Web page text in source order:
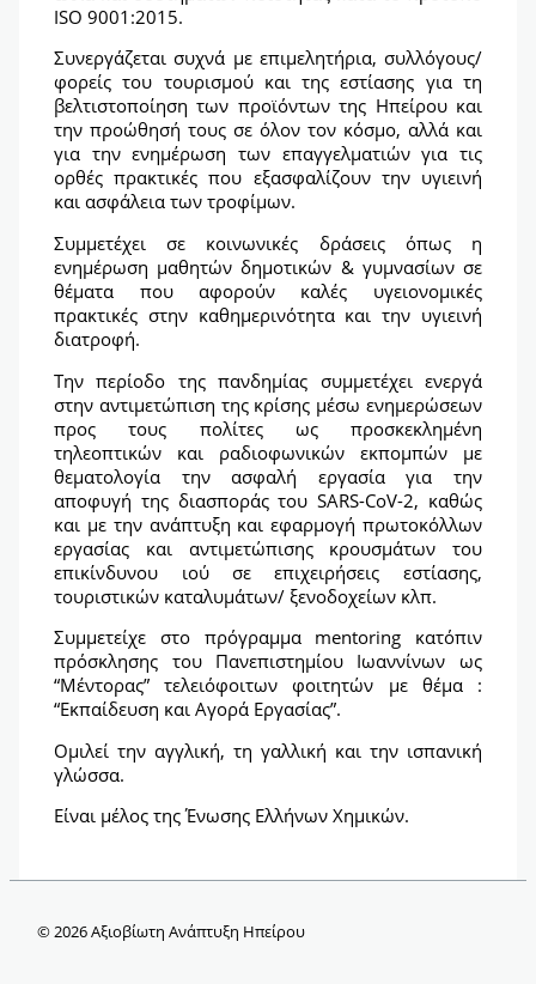
ISO 9001:2015.
Συνεργάζεται συχνά με επιμελητήρια, συλλόγους/
φορείς του τουρισμού και της εστίασης για τη
βελτιστοποίηση των προϊόντων της Ηπείρου και
την προώθησή τους σε όλον τον κόσμο, αλλά και
για την ενημέρωση των επαγγελματιών για τις
ορθές πρακτικές που εξασφαλίζουν την υγιεινή
και ασφάλεια των τροφίμων.
Συμμετέχει σε κοινωνικές δράσεις όπως η
ενημέρωση μαθητών δημοτικών & γυμνασίων σε
θέματα που αφορούν καλές υγειονομικές
πρακτικές στην καθημερινότητα και την υγιεινή
διατροφή.
Την περίοδο της πανδημίας συμμετέχει ενεργά
στην αντιμετώπιση της κρίσης μέσω ενημερώσεων
προς τους πολίτες ως προσκεκλημένη
τηλεοπτικών και ραδιοφωνικών εκπομπών με
θεματολογία την ασφαλή εργασία για την
αποφυγή της διασποράς του SARS-CoV-2, καθώς
και με την ανάπτυξη και εφαρμογή πρωτοκόλλων
εργασίας και αντιμετώπισης κρουσμάτων του
επικίνδυνου ιού σε επιχειρήσεις εστίασης,
τουριστικών καταλυμάτων/ ξενοδοχείων κλπ.
Συμμετείχε στο πρόγραμμα mentoring κατόπιν
πρόσκλησης του Πανεπιστημίου Ιωαννίνων ως
“Μέντορας” τελειόφοιτων φοιτητών με θέμα :
“Εκπαίδευση και Αγορά Εργασίας”.
Ομιλεί την αγγλική, τη γαλλική και την ισπανική
γλώσσα.
Είναι μέλος της Ένωσης Ελλήνων Χημικών.
© 2026 Αξιοβίωτη Ανάπτυξη Ηπείρου